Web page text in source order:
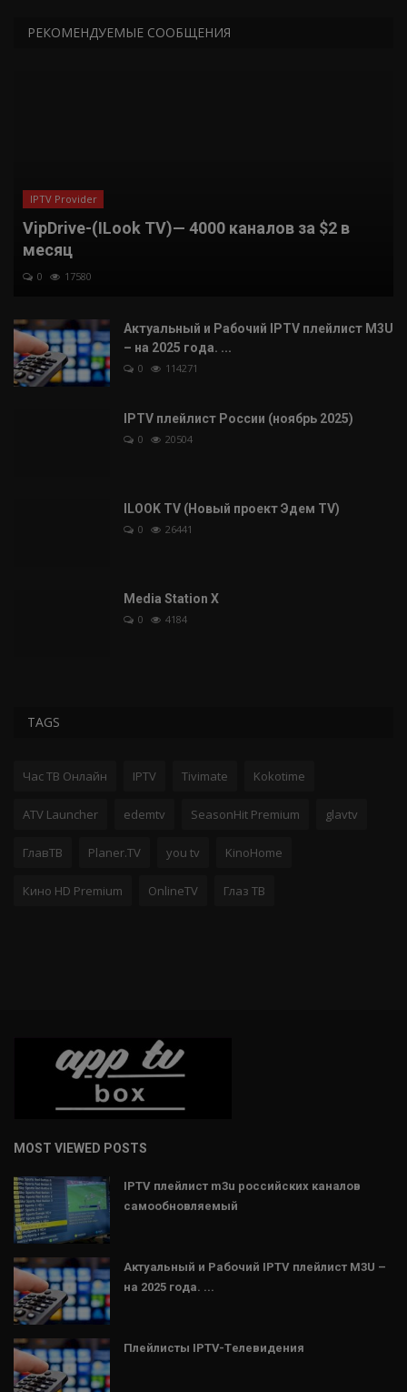
РЕКОМЕНДУЕМЫЕ СООБЩЕНИЯ
IPTV Provider
VipDrive-(ILook TV)— 4000 каналов за $2 в
месяц
0 17580
Актуальный и Рабочий IPTV плейлист M3U
– на 2025 года. ...
0 114271
IPTV плейлист России (ноябрь 2025)
0 20504
ILOOK TV (Новый проект Эдем TV)
0 26441
Media Station X
0 4184
TAGS
Час ТВ Онлайн IPTV Tivimate Kokotime
ATV Launcher edemtv SeasonHit Premium glavtv
ГлавТВ Planer.TV you tv KinoHome
Кино HD Premium OnlineTV Глаз ТВ
MOST VIEWED POSTS
IPTV плейлист m3u российских каналов
самообновляемый
Актуальный и Рабочий IPTV плейлист M3U –
на 2025 года. ...
Плейлисты IPTV-Tелевидения